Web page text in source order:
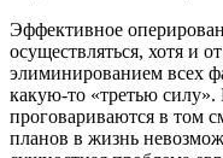
Эффективное
осуществляться, хотя и
элиминированием всех
какую-то «третью силу».
проговариваются в том
планов в жизнь